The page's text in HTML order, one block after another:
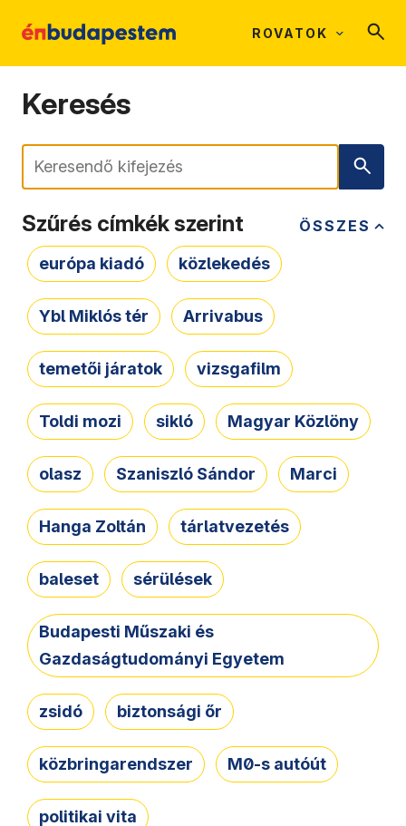
ROVATOK
Keresés
Keresés
ÖSSZES
Szűrés címkék szerint
európa kiadó közlekedés
Ybl Miklós tér Arrivabus
temetői járatok vizsgafilm
Toldi mozi sikló Magyar Közlöny
olasz Szaniszló Sándor Marci
Hanga Zoltán tárlatvezetés
baleset sérülések
Budapesti Műszaki és
Gazdaságtudományi Egyetem
zsidó biztonsági őr
közbringarendszer M0-s autóút
politikai vita